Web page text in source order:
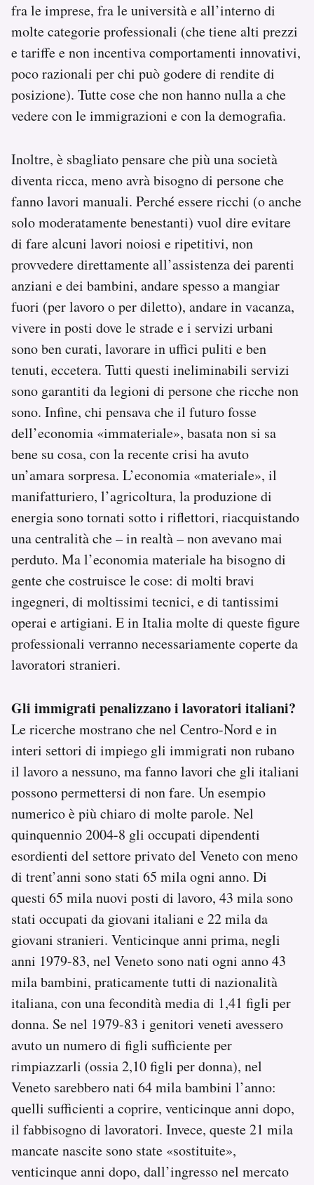
fra le imprese, fra le università e all’interno di
molte categorie professionali (che tiene alti prezzi
e tariffe e non incentiva comportamenti innovativi,
poco razionali per chi può godere di rendite di
posizione). Tutte cose che non hanno nulla a che
vedere con le immigrazioni e con la demografia.
Inoltre, è sbagliato pensare che più una società
diventa ricca, meno avrà bisogno di persone che
fanno lavori manuali. Perché essere ricchi (o anche
solo moderatamente benestanti) vuol dire evitare
di fare alcuni lavori noiosi e ripetitivi, non
provvedere direttamente all’assistenza dei parenti
anziani e dei bambini, andare spesso a mangiar
fuori (per lavoro o per diletto), andare in vacanza,
vivere in posti dove le strade e i servizi urbani
sono ben curati, lavorare in uffici puliti e ben
tenuti, eccetera. Tutti questi ineliminabili servizi
sono garantiti da legioni di persone che ricche non
sono. Infine, chi pensava che il futuro fosse
dell’economia «immateriale», basata non si sa
bene su cosa, con la recente crisi ha avuto
un’amara sorpresa. L’economia «materiale», il
manifatturiero, l’agricoltura, la produzione di
energia sono tornati sotto i riflettori, riacquistando
una centralità che – in realtà – non avevano mai
perduto. Ma l’economia materiale ha bisogno di
gente che costruisce le cose: di molti bravi
ingegneri, di moltissimi tecnici, e di tantissimi
operai e artigiani. E in Italia molte di queste figure
professionali verranno necessariamente coperte da
lavoratori stranieri.
Gli immigrati penalizzano i lavoratori italiani?
Le ricerche mostrano che nel Centro-Nord e in
interi settori di impiego gli immigrati non rubano
il lavoro a nessuno, ma fanno lavori che gli italiani
possono permettersi di non fare. Un esempio
numerico è più chiaro di molte parole. Nel
quinquennio 2004-8 gli occupati dipendenti
esordienti del settore privato del Veneto con meno
di trent’anni sono stati 65 mila ogni anno. Di
questi 65 mila nuovi posti di lavoro, 43 mila sono
stati occupati da giovani italiani e 22 mila da
giovani stranieri. Venticinque anni prima, negli
anni 1979-83, nel Veneto sono nati ogni anno 43
mila bambini, praticamente tutti di nazionalità
italiana, con una fecondità media di 1,41 figli per
donna. Se nel 1979-83 i genitori veneti avessero
avuto un numero di figli sufficiente per
rimpiazzarli (ossia 2,10 figli per donna), nel
Veneto sarebbero nati 64 mila bambini l’anno:
quelli sufficienti a coprire, venticinque anni dopo,
il fabbisogno di lavoratori. Invece, queste 21 mila
mancate nascite sono state «sostituite»,
venticinque anni dopo, dall’ingresso nel mercato